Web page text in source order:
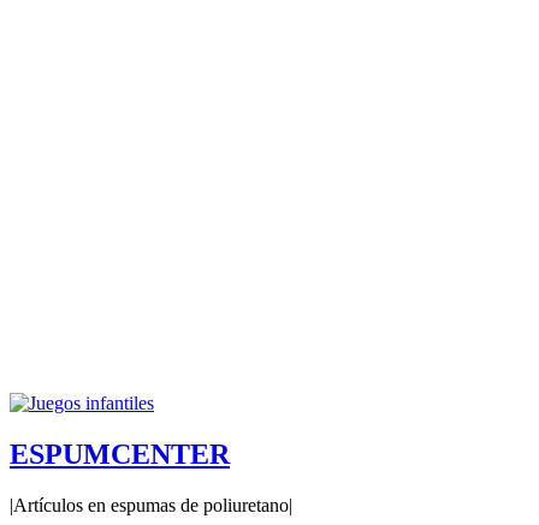
ESPUMCENTER
|Artículos en espumas de poliuretano|